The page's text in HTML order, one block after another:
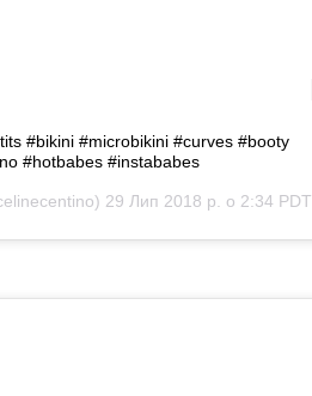
#bikini #microbikini #curves #booty
#hotbabes #instababes
29 Лип 2018 р. о 2:34 PDT